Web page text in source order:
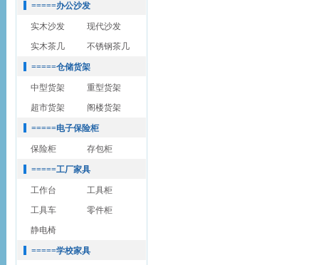
=====办公沙发
实木沙发
现代沙发
实木茶几
不锈钢茶几
=====仓储货架
中型货架
重型货架
超市货架
阁楼货架
=====电子保险柜
保险柜 存包柜
=====工厂家具
工作台
工具柜
工具车
零件柜
静电椅
=====学校家具